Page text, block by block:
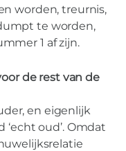
worden, treurnis,
te worden,
1 af zijn.
de rest van de
en eigenlijk
oud’. Omdat